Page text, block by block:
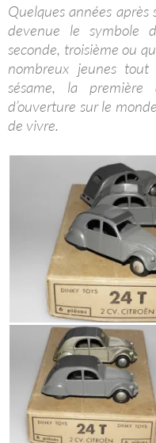
Quelques années
devenue le symbole
seconde, troisième ou
nombreux jeunes tout
sésame, la
d’ouverture sur le
de vivre.